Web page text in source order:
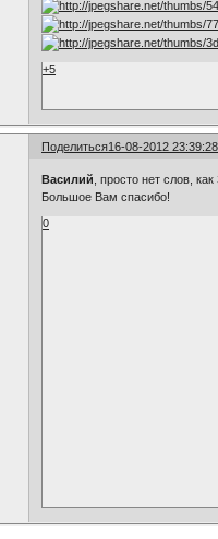
+5
Поделиться16-08-2012 23:39:28
Василий , просто нет слов,
Большое Вам спасибо!
0